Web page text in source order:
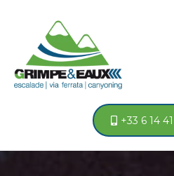
+33 6 14